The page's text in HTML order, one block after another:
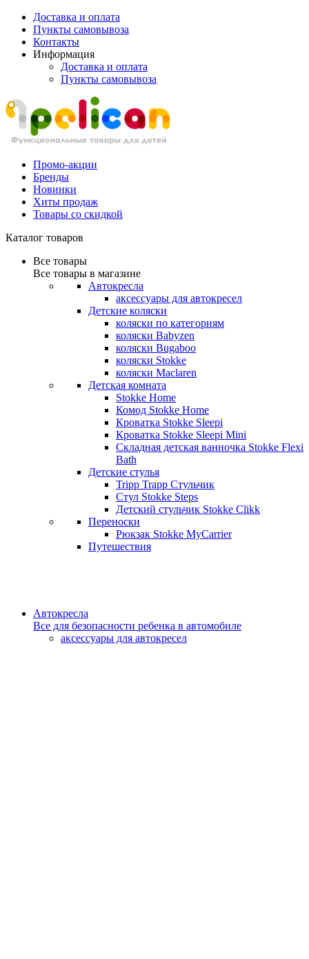
Доставка и оплата
Пункты самовывоза
Контакты
Информация
Доставка и оплата
Пункты самовывоза
Промо-акции
Бренды
Новинки
Хиты продаж
Товары со скидкой
Каталог товаров
Все товары
Все товары в магазине
Автокресла
аксессуары для автокресел
Детские коляски
коляски по категориям
коляски Babyzen
коляски Bugaboo
коляски Stokke
коляски Maclaren
Детская комната
Stokke Home
Комод Stokke Home
Кроватка Stokke Sleepi
Кроватка Stokke Sleepi Mini
Складная детская ванночка Stokke Flexi
Bath
Детские стулья
Tripp Trapp Стульчик
Стул Stokke Steps
Детский стульчик Stokke Clikk
Переноски
Рюкзак Stokke MyCarrier
Путешествия
Автокресла
Все для безопасности ребенка в автомобиле
аксессуары для автокресел